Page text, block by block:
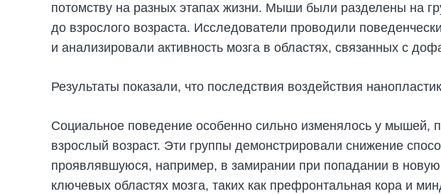
потомству на разных этапах жизни. Мыши были разделены на
до взрослого возраста. Исследователи проводили
и анализировали активность мозга в областях, связанных с
Результаты показали, что последствия воздействия
Социальное поведение особенно сильно изменялось у мышей,
взрослый возраст. Эти группы демонстрировали снижение
проявлявшуюся, например, в замирании при попадании в
ключевых областях мозга, таких как префронтальная кора и